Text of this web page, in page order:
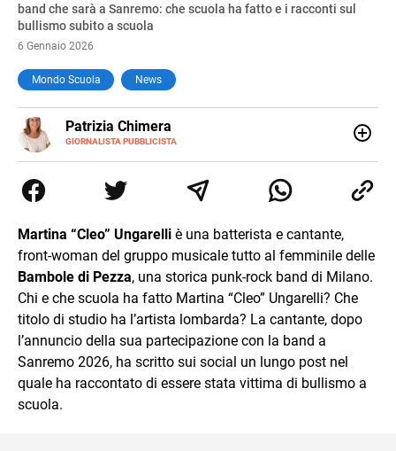
band che sarà a Sanremo: che scuola ha fatto e i racconti sul
bullismo subito a scuola
6 Gennaio 2026
Mondo Scuola News
Patrizia Chimera
GIORNALISTA PUBBLICISTA
E-
MAIL
LINKEDIN
collaborato con grandi gruppi editoriali e agenzie di
comunicazione specializzandosi nella scrittura di articoli
Martina “Cleo” Ungarelli è una batterista e cantante,
front-woman del gruppo musicale tutto al femminile delle
Bambole di Pezza, una storica punk-rock band di Milano.
Chi e che scuola ha fatto Martina “Cleo” Ungarelli? Che
titolo di studio ha l’artista lombarda? La cantante, dopo
l’annuncio della sua partecipazione con la band a
Sanremo 2026, ha scritto sui social un lungo post nel
quale ha raccontato di essere stata vittima di bullismo a
scuola.